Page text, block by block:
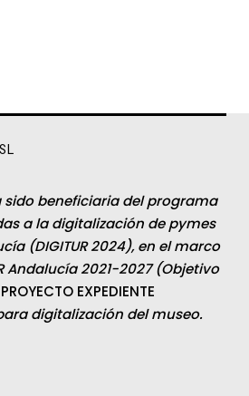
sido beneficiaria del programa
a la digitalización de pymes
(DIGITUR 2024), en el marco
Andalucía 2021-2027 (Objetivo
PROYECTO EXPEDIENTE
digitalización del museo.